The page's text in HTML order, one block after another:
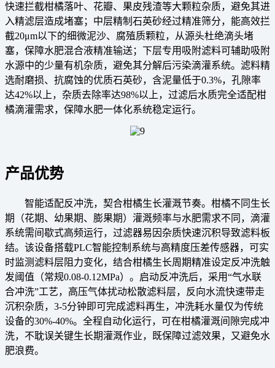
快速拦截柑橘落叶、花瓣、果皮残渣等大颗粒杂质，避免其进
入精滤层造成堵塞；中层精制石英砂经过精准筛分，能高效拦
截20μm以下的细微泥沙、腐殖质颗粒，从源头杜绝滴头堵
塞，保障水肥混合液精准输送；下层专用吸附滤料可辅助吸附
水源中的少量有机杂质，避免其分解后污染滴灌系统。滤料精
选耐磨损、抗腐蚀的优质石英砂，含泥量低于0.3%，孔隙率
达42%以上，杂质去除率达98%以上，过滤后水质完全适配柑
橘滴灌需求，保障水肥一体化系统稳定运行。
产品优势
智能适配反冲洗，契合柑橘生长灌溉节奏。柑橘不同生长
期（花期、幼果期、膨果期）灌溉频率与水肥需求不同，滴灌
系统需间歇式高频运行，过滤器易因杂质快速沉积导致滤料板
结。该设备搭载PLC智能控制系统与高精度压差传感器，可实
时监测滤料层阻力变化，结合柑橘生长周期精准设定反冲洗触
发阈值（常规0.08-0.12MPa）。启动反冲洗后，采用“气水联
合冲洗”工艺，高压气体扰动松散滤料层，反向水流快速带走
沉积杂质，3-5分钟即可完成滤料再生，冲洗耗水量仅为传统
设备的30%-40%。全程自动化运行，可在柑橘灌溉间隙完成冲
洗，不耽误关键生长期灌溉作业，既保障过滤效果，又避免水
肥浪费。